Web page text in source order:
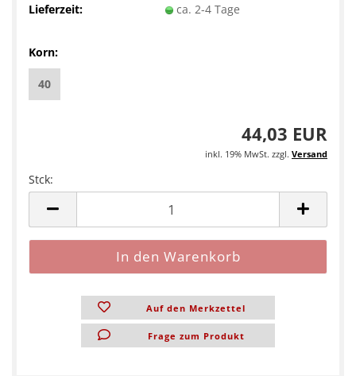
Lieferzeit:
ca. 2-4 Tage
Korn:
40
44,03 EUR
inkl. 19% MwSt. zzgl. Versand
Stck:
Stck
Auf den Merkzettel
Frage zum Produkt